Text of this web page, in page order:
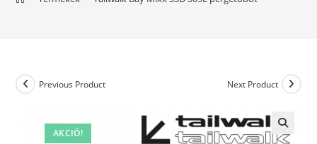
AKCIÓ!
Previous Product Next Product